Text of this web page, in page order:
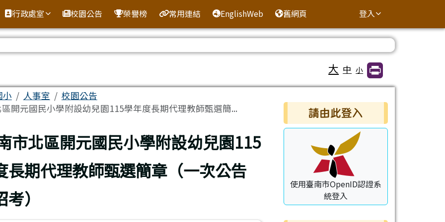
球資訊網
行政處室 校園公告 榮譽榜 常用連結 EnglishWeb 舊網頁 登入
大 中 小
域
小 人事室
校園公告
開元國民小學附設幼兒園115學年度長期代理教師甄選簡...
頁
市北區開元國民小學附設幼兒園115
長期代理教師甄選簡章（一次公告
）
右邊區域內容
請由此登入
使用臺南市OpenID認證系
統登入